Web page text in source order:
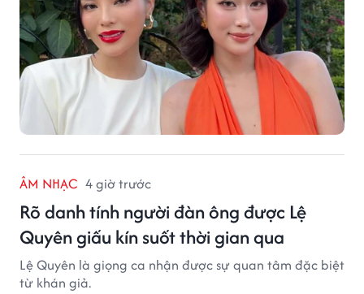
ÂM NHẠC 4 giờ trước
Rõ danh tính người đàn ông được Lệ
Quyên giấu kín suốt thời gian qua
Lệ Quyên là giọng ca nhận được sự quan tâm đặc biệt
từ khán giả.